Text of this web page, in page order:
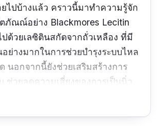
ไปบ้างแล้ว คราวนี้มาทำความรู้จัก
ภัณณ์อย่าง Blackmores Lecitin
ปด้วยเลซิตินสกัดจากถั่วเหลือง ที่มี
ย่างมากในการช่วยบำรุงระบบไหล
นอกจากนี้ยังช่วยเสริมสร้างการ
ช่วยลดความเสี่ยงของการเป็นนิ่ว
ช่วยลดภาวะไขมันโคเลสเตอรอล